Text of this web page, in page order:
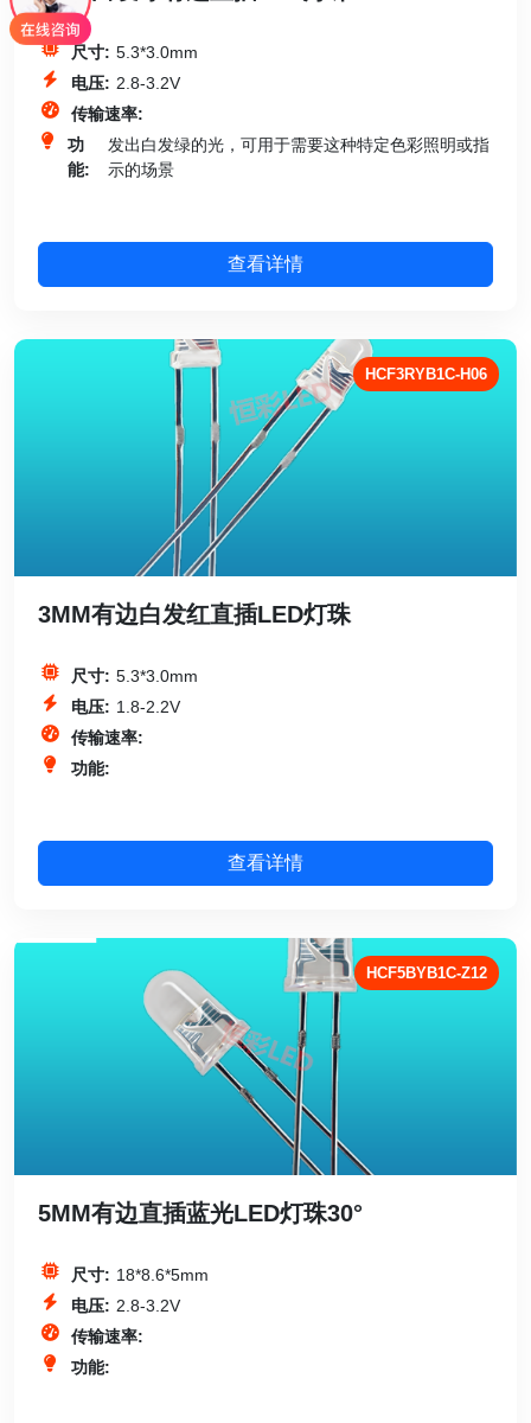
尺寸: 5.3*3.0mm
电压: 2.8-3.2V
传输速率:
功
能:
发出白发绿的光，可用于需要这种特定色彩照明或指
示的场景
查看详情
HCF3RYB1C-H06
3MM有边白发红直插LED灯珠
尺寸: 5.3*3.0mm
电压: 1.8-2.2V
传输速率:
功能:
查看详情
HCF5BYB1C-Z12
5MM有边直插蓝光LED灯珠30°
尺寸: 18*8.6*5mm
电压: 2.8-3.2V
传输速率:
功能: